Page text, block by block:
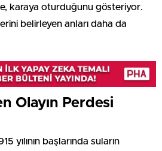
karaya oturduğunu gösteriyor.
belirleyen anları daha da
Olayın Perdesi
yılının başlarında suların